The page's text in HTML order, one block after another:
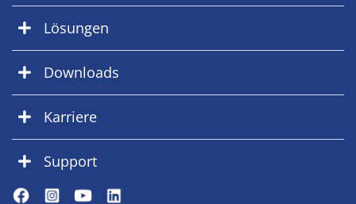
Lösungen
Downloads
Karriere
Support